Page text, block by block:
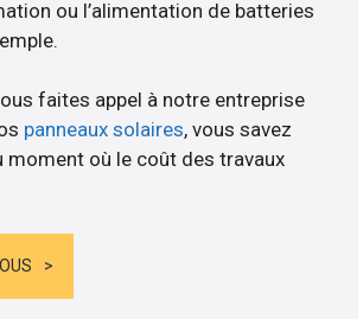
ou l’alimentation de batteries
faites appel à notre entreprise
panneaux solaires, vous savez
moment où le coût des travaux